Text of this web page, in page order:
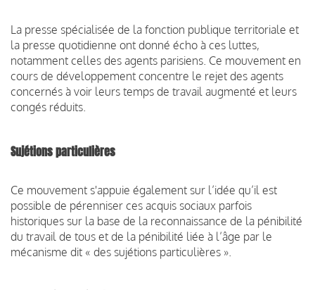
La presse spécialisée de la fonction publique territoriale et
la presse quotidienne ont donné écho à ces luttes,
notamment celles des agents parisiens. Ce mouvement en
cours de développement concentre le rejet des agents
concernés à voir leurs temps de travail augmenté et leurs
congés réduits.
Sujétions particulières
Ce mouvement s'appuie également sur l’idée qu’il est
possible de pérenniser ces acquis sociaux parfois
historiques sur la base de la reconnaissance de la pénibilité
du travail de tous et de la pénibilité liée à l’âge par le
mécanisme dit « des sujétions particulières ».